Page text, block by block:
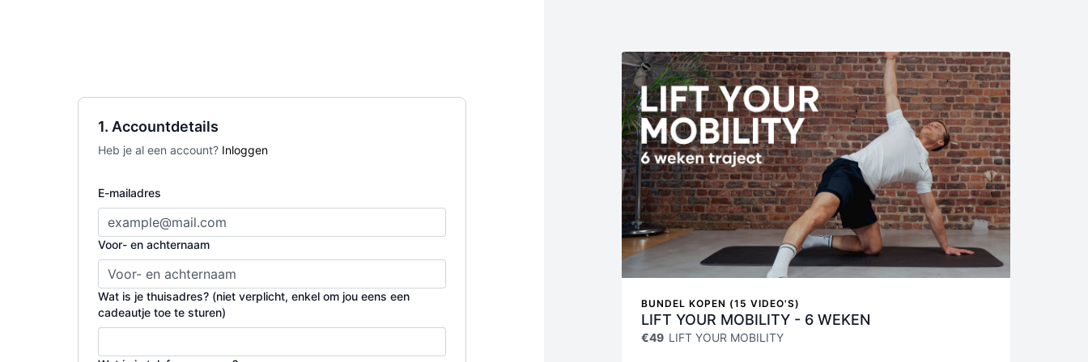
1. Accountdetails
Heb je al een account? Inloggen
E-mailadres
Voor- en achternaam
Wat is je thuisadres? (niet verplicht, enkel om jou eens een
cadeautje toe te sturen)
BUNDEL KOPEN (15 VIDEO'S)
LIFT YOUR MOBILITY - 6 WEKEN
€49 LIFT YOUR MOBILITY